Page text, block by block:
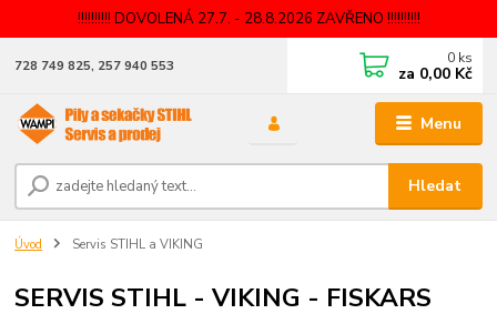
!!!!!!!!!! DOVOLENÁ 27.7. - 28.8.2026 ZAVŘENO !!!!!!!!!!
Menu
Hledat
728 749 825, 257 940 553 0 ks
za 0,00 Kč
Úvod Servis STIHL a VIKING
SERVIS STIHL - VIKING - FISKARS